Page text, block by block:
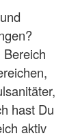
hast Du
aktiv